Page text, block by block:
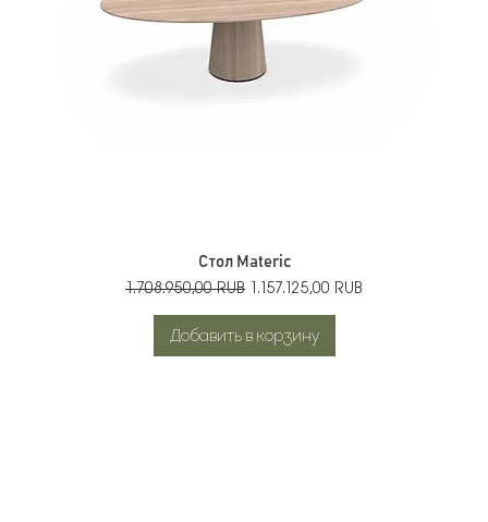
Стол Materic
Обычная цена
1.708.950,00 RUB Цена со скидкой
1.157.125,00 RUB
Добавить в корзину